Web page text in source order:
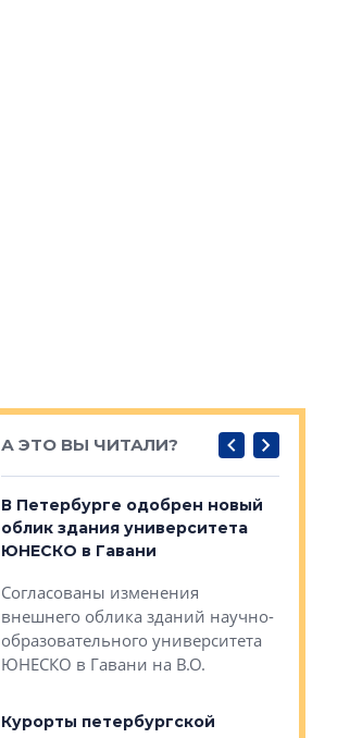
А ЭТО ВЫ ЧИТАЛИ?
В Петербурге одобрен новый
облик здания университета
ЮНЕСКО в Гавани
Согласованы изменения
внешнего облика зданий научно-
образовательного университета
ЮНЕСКО в Гавани на В.О.
Курорты петербургской